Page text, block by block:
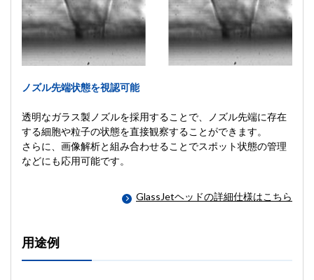
ノズル先端状態を視認可能
透明なガラス製ノズルを採用することで、ノズル先端に存在
する細胞や粒子の状態を直接観察することができます。
さらに、画像解析と組み合わせることでスポット状態の管理
などにも応用可能です。
GlassJetヘッドの詳細仕様はこちら
用途例